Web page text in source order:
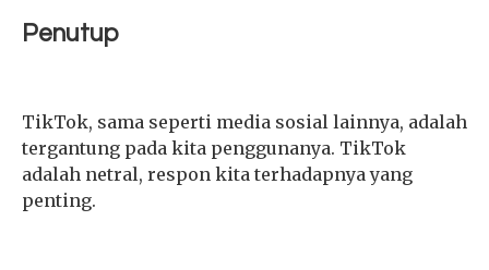
Penutup
TikTok, sama seperti media sosial lainnya, adalah
tergantung pada kita penggunanya. TikTok
adalah netral, respon kita terhadapnya yang
penting.